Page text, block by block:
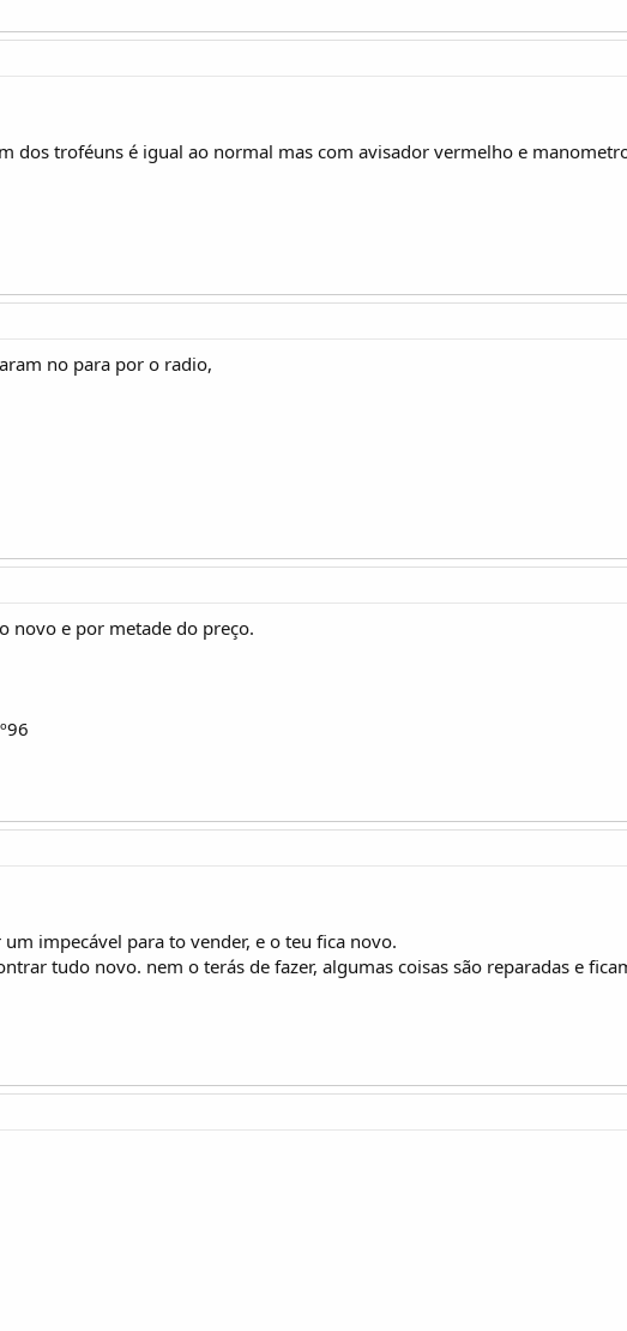
dos troféuns é igual ao normal mas com avisador vermelho e
no para por o radio,
novo e por metade do preço.
impecável para to vender, e o teu fica novo.
tudo novo. nem o terás de fazer, algumas coisas são reparadas e